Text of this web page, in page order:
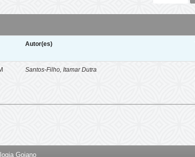
Autor(es)
Santos-Filho, Itamar Dutra
Goiano